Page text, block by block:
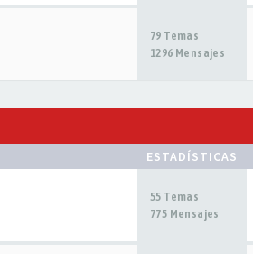
79 Temas
1296 Mensajes
ESTADÍSTICAS
55 Temas
775 Mensajes